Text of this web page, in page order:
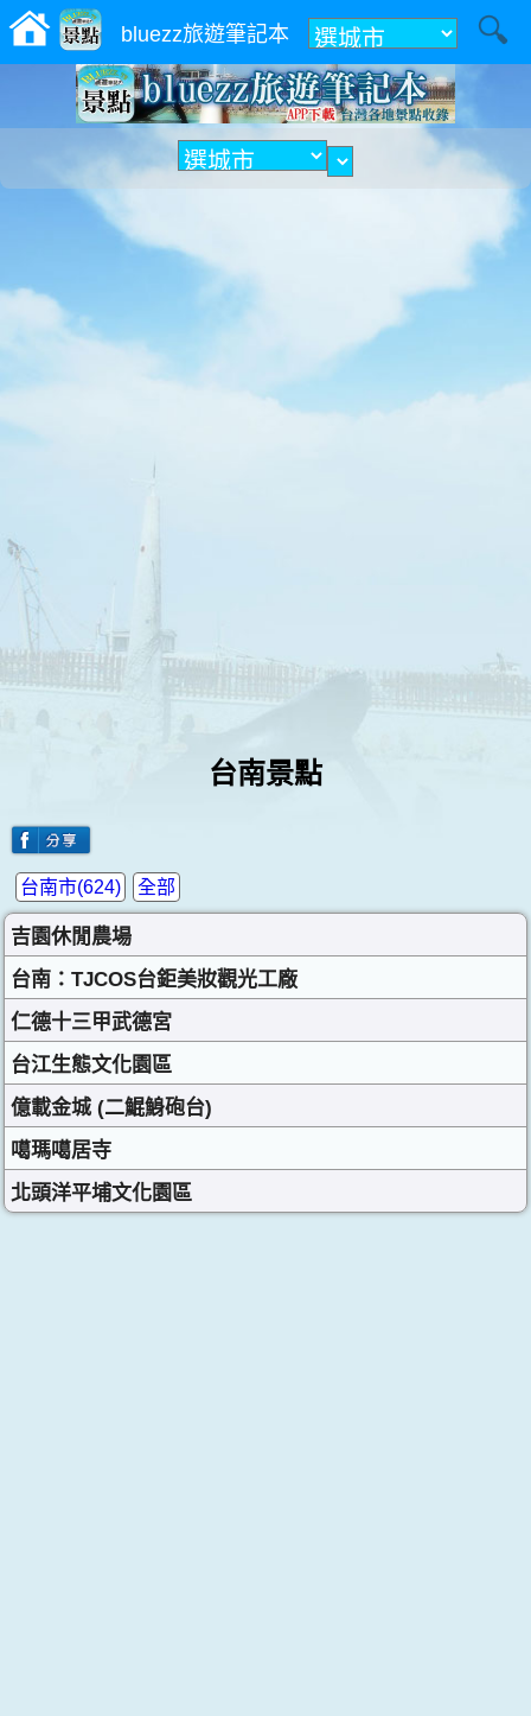
bluezz旅遊筆記本 附近
台南景點
全部
台南市(624)
吉園休閒農場
台南：TJCOS台鉅美妝觀光工廠
仁德十三甲武德宮
台江生態文化園區
億載金城 (二鯤鯓砲台)
噶瑪噶居寺
北頭洋平埔文化園區